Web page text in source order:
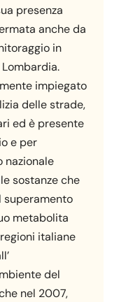
presenza
anche da
in
impiegato
delle strade,
ed è presente
e per
nazionale
sostanze che
superamento
metabolita
italiane
del
nel 2007,